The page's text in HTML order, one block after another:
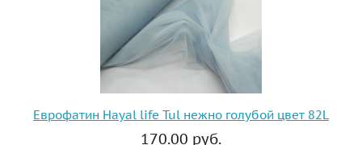
Еврофатин Hayal life Tul нежно голубой цвет 82L
170.00 руб.